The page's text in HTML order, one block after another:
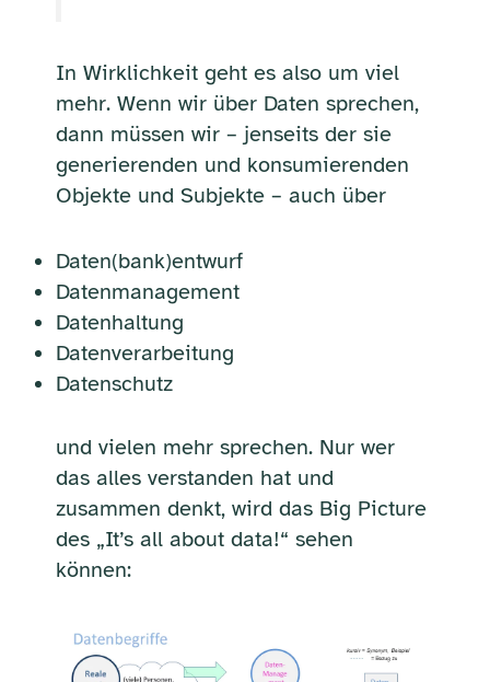
In Wirklichkeit geht es also um viel
mehr. Wenn wir über Daten sprechen,
dann müssen wir – jenseits der sie
generierenden und konsumierenden
Objekte und Subjekte – auch über
Daten(bank)entwurf
Datenmanagement
Datenhaltung
Datenverarbeitung
Datenschutz
und vielen mehr sprechen. Nur wer
das alles verstanden hat und
zusammen denkt, wird das Big Picture
des „It’s all about data!“ sehen
können: